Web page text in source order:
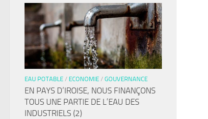
EAU POTABLE / ECONOMIE / GOUVERNANCE
EN PAYS D’IROISE, NOUS FINANÇONS
TOUS UNE PARTIE DE L’EAU DES
INDUSTRIELS (2)